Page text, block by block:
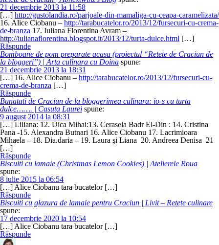
21 decembrie 2013 la 11:58
[…] http://gustolandia.ro/parjoale-din-mamaliga-cu-ceapa-caramelizata/
16. Alice Ciobanu – http://tarabucatelor.ro/2013/12/fursecuri-cu-crema-
de-branza 17. Iuliana Florentina Avram –
http://iulianaflorentina.blogspot.it/2013/12/turta-dulce.html […]
Răspunde
Bomboane de pom preparate acasa (proiectul “Retete de Craciun de
la bloggeri”) | Arta culinara cu Doina spune:
21 decembrie 2013 la 18:31
[…] 16. Alice Ciobanu – http://tarabucatelor.ro/2013/12/fursecuri-cu-
crema-de-branza […]
Răspunde
Bunatati de Craciun de la bloggerimea culinara: io-s cu turta
dulce……. | Casuta Laurei spune:
9 august 2014 la 08:31
[…] Liliana: 12. Uica Mihai:13. Cerasela Badr El-Din : 14. Cristina
Pana -15. Alexandra Butnari 16. Alice Ciobanu 17. Lacrimioara
Mihaela – 18. Dia.daria – 19. Laura şi Liana 20. Andreea Denisa 21
[…]
Răspunde
Biscuiti cu lamaie (Christmas Lemon Cookies) | Atelierele Roua
spune:
8 iulie 2015 la 06:54
[…] Alice Ciobanu tara bucatelor […]
Răspunde
Biscuiti cu glazura de lamaie pentru Craciun | Livit – Rețete culinare
spune:
17 decembrie 2020 la 10:54
[…] Alice Ciobanu tara bucatelor […]
Răspunde